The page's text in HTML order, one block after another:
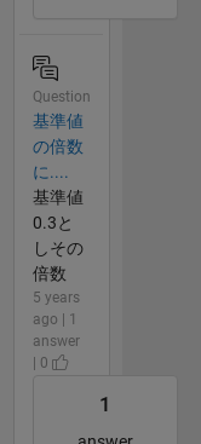
Question
基準値
の倍数
に....
基準値
0.3と
しその
倍数
5 years
ago | 1
answer
| 0
1